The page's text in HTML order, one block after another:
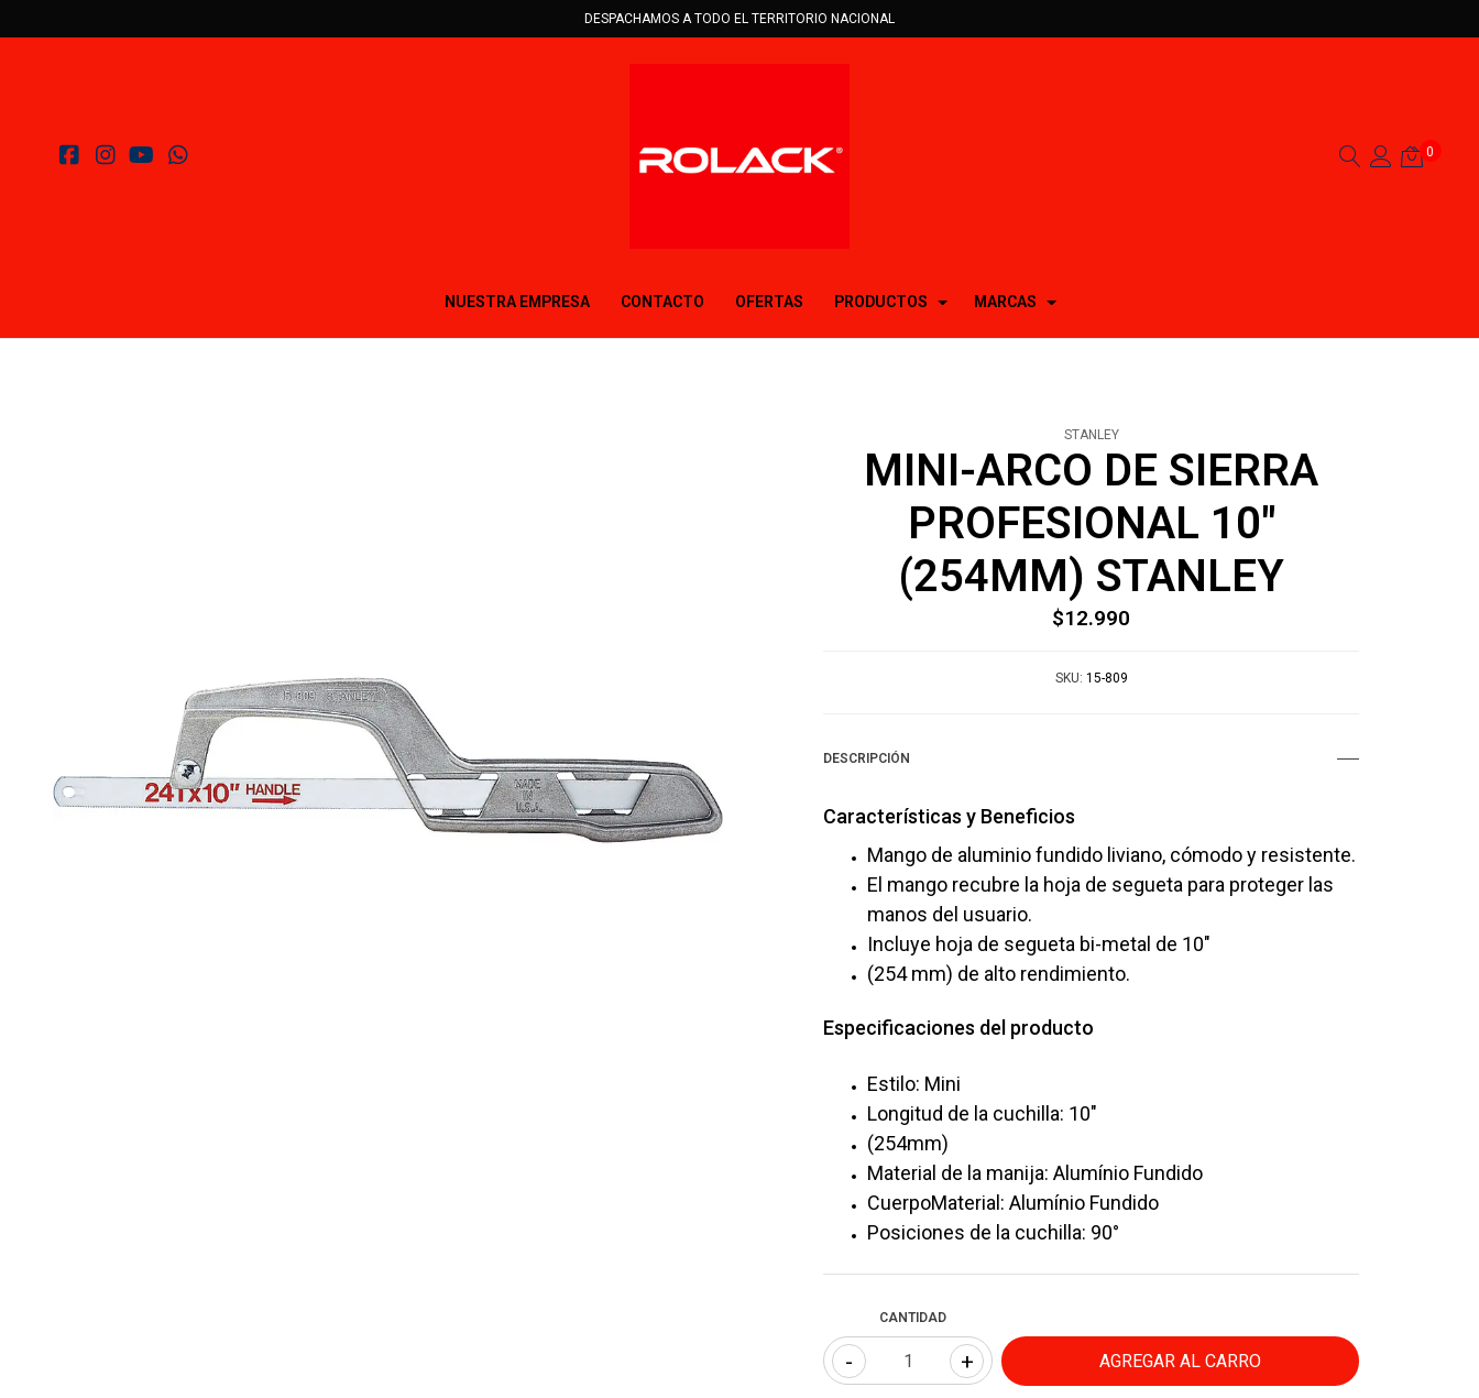
DESPACHAMOS A TODO EL TERRITORIO NACIONAL
0
NUESTRA EMPRESA CONTACTO OFERTAS PRODUCTOS MARCAS
STANLEY
MINI-ARCO DE SIERRA
PROFESIONAL 10"
(254MM) STANLEY
$12.990
SKU: 15-809
DESCRIPCIÓN
Características y Beneficios
Mango de aluminio fundido liviano, cómodo y resistente.
El mango recubre la hoja de segueta para proteger las
manos del usuario.
Incluye hoja de segueta bi-metal de 10"
(254 mm) de alto rendimiento.
Especificaciones del producto
Estilo: Mini
Longitud de la cuchilla: 10"
(254mm)
Material de la manija: Alumínio Fundido
CuerpoMaterial: Alumínio Fundido
Posiciones de la cuchilla: 90°
CANTIDAD
+
-